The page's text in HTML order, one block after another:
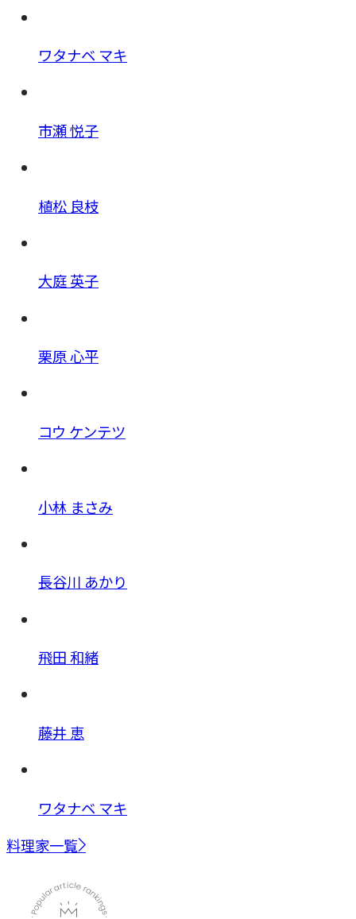
ワタナベ マキ
市瀬 悦子
植松 良枝
大庭 英子
栗原 心平
コウ ケンテツ
小林 まさみ
長谷川 あかり
飛田 和緒
藤井 恵
ワタナベ マキ
料理家一覧